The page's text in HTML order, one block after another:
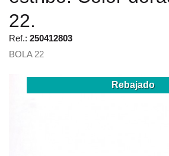
22.
Ref.: 250412803
BOLA 22
Rebajado